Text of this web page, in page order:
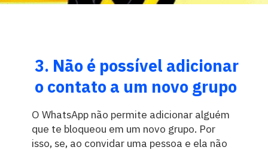
3. Não é possível adicionar
o contato a um novo grupo
O WhatsApp não permite adicionar alguém
que te bloqueou em um novo grupo. Por
isso, se, ao convidar uma pessoa e ela não